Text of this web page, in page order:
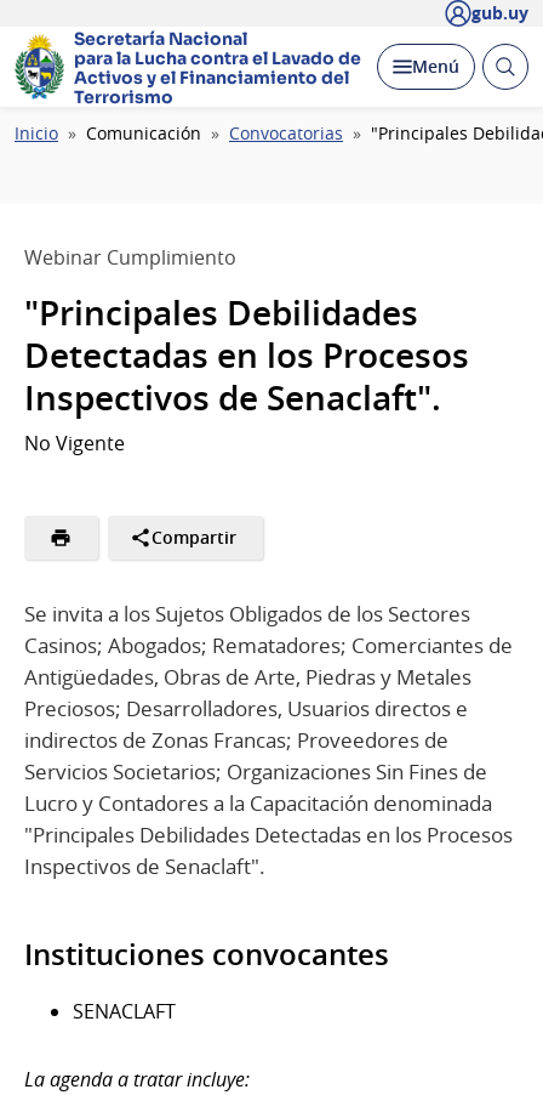
gub.uy
Secretaría Nacional
para la Lucha contra el Lavado de
Activos y el Financiamiento del
Terrorismo
Desplegar
Menú Abrir
Ruta
Inicio Comunicación Convocatorias "Principales
Webinar Cumplimiento
"Principales Debilidades
Detectadas en los Procesos
Inspectivos de Senaclaft".
No Vigente
Compartir
Se invita a los Sujetos Obligados de los Sectores
Casinos; Abogados; Rematadores; Comerciantes de
Antigüedades, Obras de Arte, Piedras y Metales
Preciosos; Desarrolladores, Usuarios directos e
indirectos de Zonas Francas; Proveedores de
Servicios Societarios; Organizaciones Sin Fines de
Lucro y Contadores a la Capacitación denominada
"Principales Debilidades Detectadas en los Procesos
Inspectivos de Senaclaft".
Instituciones convocantes
SENACLAFT
La agenda a tratar incluye: